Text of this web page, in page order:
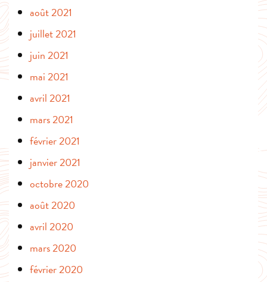
août 2021
juillet 2021
juin 2021
mai 2021
avril 2021
mars 2021
février 2021
janvier 2021
octobre 2020
août 2020
avril 2020
mars 2020
février 2020